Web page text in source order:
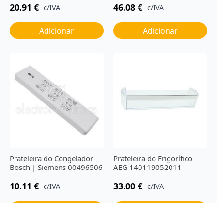
20.91 € c/IVA
Adicionar
46.08 € c/IVA
Adicionar
Prateleira do Congelador
Bosch | Siemens 00496506
10.11 € c/IVA
Prateleira do Frigorífico
AEG 140119052011
33.00 € c/IVA